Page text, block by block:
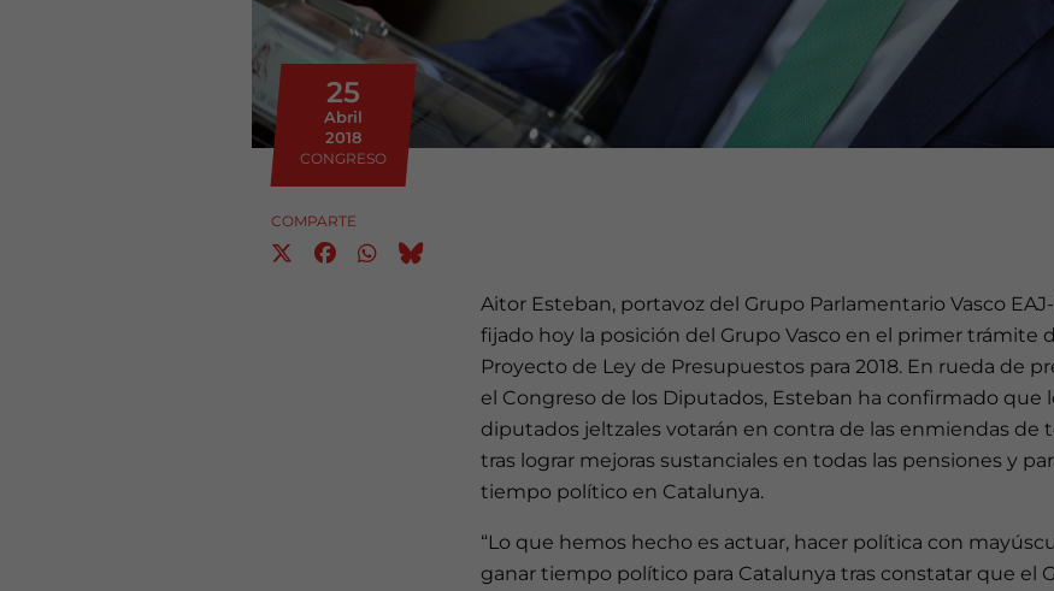
25
Abril
2018
CONGRESO
COMPARTE
Aitor Esteban, portavoz del Grupo Parlamentario Vasco EAJ-
fijado hoy la posición del Grupo Vasco en el primer trámite
Proyecto de Ley de Presupuestos para 2018. En rueda de
el Congreso de los Diputados, Esteban ha confirmado que
diputados jeltzales votarán en contra de las enmiendas de
tras lograr mejoras sustanciales en todas las pensiones y
tiempo político en Catalunya.
“Lo que hemos hecho es actuar, hacer política con
ganar tiempo político para Catalunya tras constatar que el